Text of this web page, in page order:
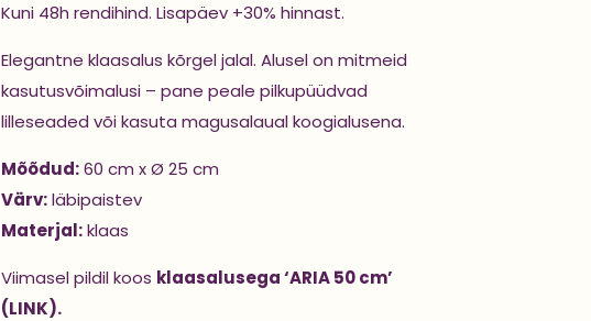
Kuni 48h rendihind. Lisapäev +30% hinnast.
Elegantne klaasalus kõrgel jalal. Alusel on mitmeid
kasutusvõimalusi – pane peale pilkupüüdvad
lilleseaded või kasuta magusalaual koogialusena.
Mõõdud:60 cm x Ø 25 cm
Värv:läbipaistev
Materjal:klaas
Viimasel pildil koos klaasalusega ‘ARIA 50 cm’
(LINK).